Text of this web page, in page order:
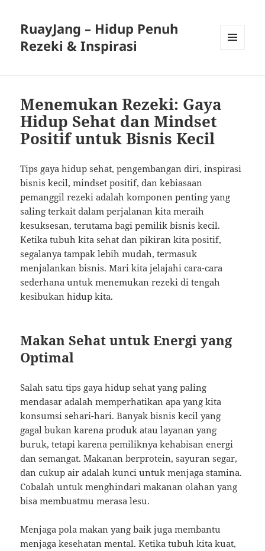
RuayJang – Hidup Penuh
Rezeki & Inspirasi
Menemukan Rezeki: Gaya
Hidup Sehat dan Mindset
Positif untuk Bisnis Kecil
Tips gaya hidup sehat, pengembangan diri, inspirasi
bisnis kecil, mindset positif, dan kebiasaan
pemanggil rezeki adalah komponen penting yang
saling terkait dalam perjalanan kita meraih
kesuksesan, terutama bagi pemilik bisnis kecil.
Ketika tubuh kita sehat dan pikiran kita positif,
segalanya tampak lebih mudah, termasuk
menjalankan bisnis. Mari kita jelajahi cara-cara
sederhana untuk menemukan rezeki di tengah
kesibukan hidup kita.
Makan Sehat untuk Energi yang
Optimal
Salah satu tips gaya hidup sehat yang paling
mendasar adalah memperhatikan apa yang kita
konsumsi sehari-hari. Banyak bisnis kecil yang
gagal bukan karena produk atau layanan yang
buruk, tetapi karena pemiliknya kehabisan energi
dan semangat. Makanan berprotein, sayuran segar,
dan cukup air adalah kunci untuk menjaga stamina.
Cobalah untuk menghindari makanan olahan yang
bisa membuatmu merasa lesu.
Menjaga pola makan yang baik juga membantu
menjaga kesehatan mental. Ketika tubuh kita kuat,